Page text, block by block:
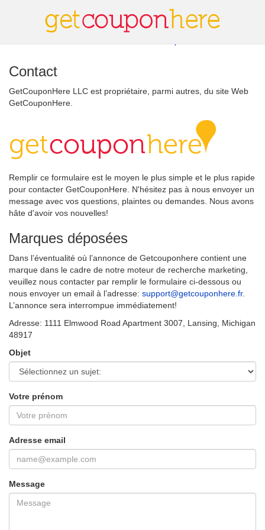
Contact
GetCouponHere LLC est propriétaire, parmi autres, du site Web
GetCouponHere.
Remplir ce formulaire est le moyen le plus simple et le plus rapide
pour contacter GetCouponHere. N'hésitez pas à nous envoyer un
message avec vos questions, plaintes ou demandes. Nous avons
hâte d'avoir vos nouvelles!
Marques déposées
Dans l’éventualité où l’annonce de Getcouponhere contient une
marque dans le cadre de notre moteur de recherche marketing,
veuillez nous contacter par remplir le formulaire ci-dessous ou
nous envoyer un email à l’adresse: support@getcouponhere.fr.
L’annonce sera interrompue immédiatement!
Adresse: 1111 Elmwood Road Apartment 3007, Lansing, Michigan
48917
Objet
Votre prénom
Adresse email
Message